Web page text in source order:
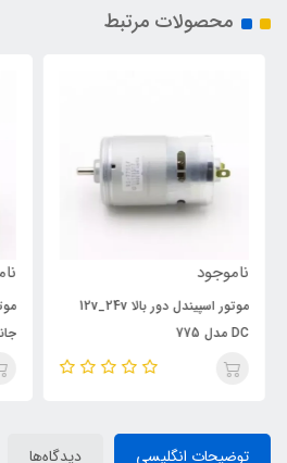
محصولات مرتبط
ناموجود
موتور اسپیندل دور بالا 12v_24v
DC مدل 775
توضیحات انگلیسی دیدگاه‌ها